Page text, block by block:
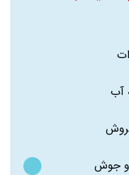
آب
و جوش